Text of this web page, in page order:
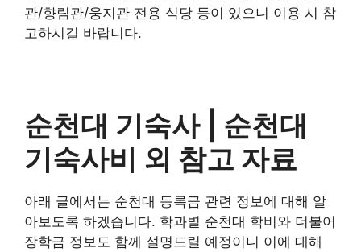
관/향림관/웅지관 전용 식당 등이 있으니 이용 시 참
고하시길 바랍니다.
순천대 기숙사 | 순천대
기숙사비 외 참고 자료
아래 글에서는 순천대 등록금 관련 정보에 대해 알
아보도록 하겠습니다. 학과별 순천대 학비와 더불어
장학금 정보도 함께 설명드릴 예정이니 이에 대해